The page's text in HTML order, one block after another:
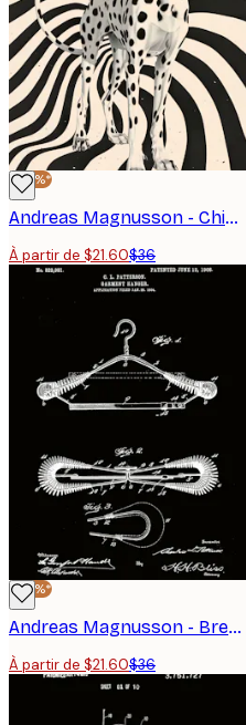
-40%*
Andreas Magnusson - Chien Dalmatien Hypnotique Poster
À partir de $21.60$36
-40%*
Andreas Magnusson - Brevet Vintage de Cintre Poster
À partir de $21.60$36